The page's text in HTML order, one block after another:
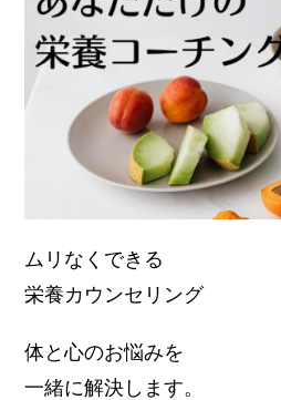
ムリなくできる
栄養カウンセリング
体と心のお悩みを
一緒に解決します。